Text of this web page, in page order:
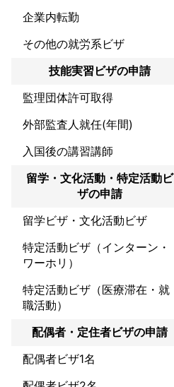
企業内転勤
その他の就労系ビザ
技能実習ビザの申請
監理団体許可取得
外部監査人就任(年間)
入国後の講習講師
留学・文化活動・特定活動ビ
ザの申請
留学ビザ・文化活動ビザ
特定活動ビザ（インターン・
ワーホリ）
特定活動ビザ（医療滞在・就
職活動）
配偶者・定住者ビザの申請
配偶者ビザ1名